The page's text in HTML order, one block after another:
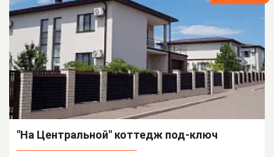
"На Центральной" коттедж под-ключ